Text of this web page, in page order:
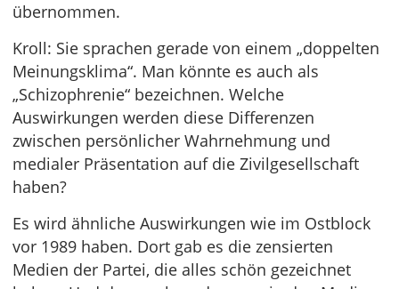
übernommen.
Kroll: Sie sprachen gerade von einem „doppelten
Meinungsklima“. Man könnte es auch als
„Schizophrenie“ bezeichnen. Welche
Auswirkungen werden diese Differenzen
zwischen persönlicher Wahrnehmung und
medialer Präsentation auf die Zivilgesellschaft
haben?
Es wird ähnliche Auswirkungen wie im Ostblock
vor 1989 haben. Dort gab es die zensierten
Medien der Partei, die alles schön gezeichnet